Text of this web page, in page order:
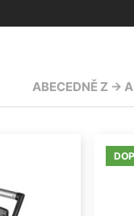
ABECEDNĚ Z -> A